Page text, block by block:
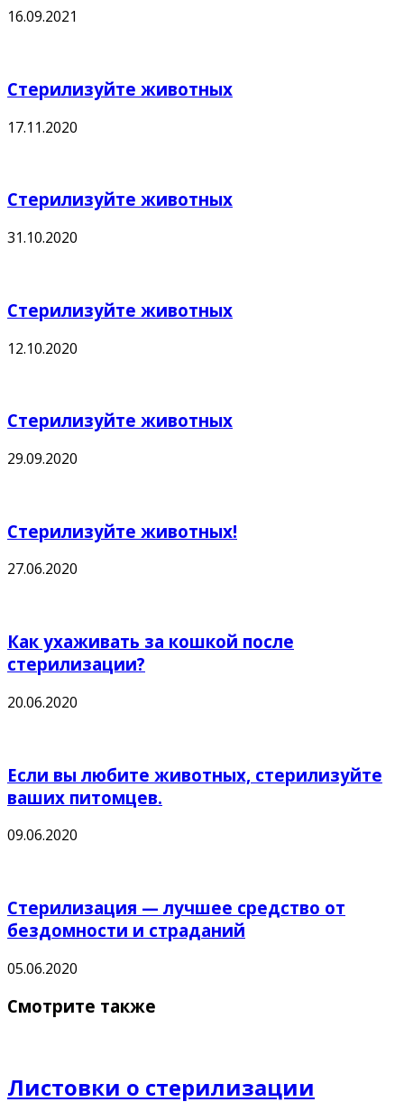
16.09.2021
Стерилизуйте животных
17.11.2020
Стерилизуйте животных
31.10.2020
Стерилизуйте животных
12.10.2020
Стерилизуйте животных
29.09.2020
Стерилизуйте животных!
27.06.2020
Как ухаживать за кошкой после
стерилизации?
20.06.2020
Если вы любите животных, стерилизуйте
ваших питомцев.
09.06.2020
Стерилизация — лучшее средство от
бездомности и страданий
05.06.2020
Смотрите также
Листовки о стерилизации